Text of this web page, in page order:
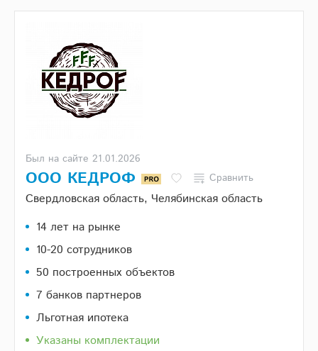
Был на сайте 21.01.2026
ООО КЕДРОФ Сравнить
Свердловская область, Челябинская область
14 лет на рынке
10-20 сотрудников
50 построенных объектов
7 банков партнеров
Льготная ипотека
Указаны комплектации